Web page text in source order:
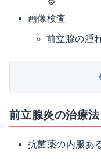
画像検査
前立腺の腫
前立腺炎の治療法
抗菌薬の内服あ